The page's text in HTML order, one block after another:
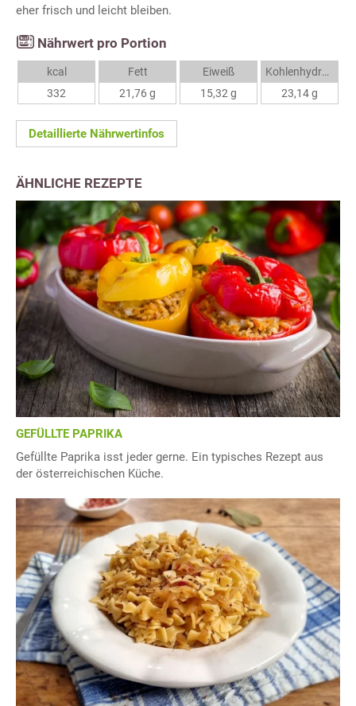
eher frisch und leicht bleiben.
Nährwert pro Portion
kcal
332
Fett
21,76 g
Eiweiß
15,32 g
Kohlenhydrate
23,14 g
Detaillierte Nährwertinfos
ÄHNLICHE REZEPTE
GEFÜLLTE PAPRIKA
Gefüllte Paprika isst jeder gerne. Ein typisches Rezept aus
der österreichischen Küche.